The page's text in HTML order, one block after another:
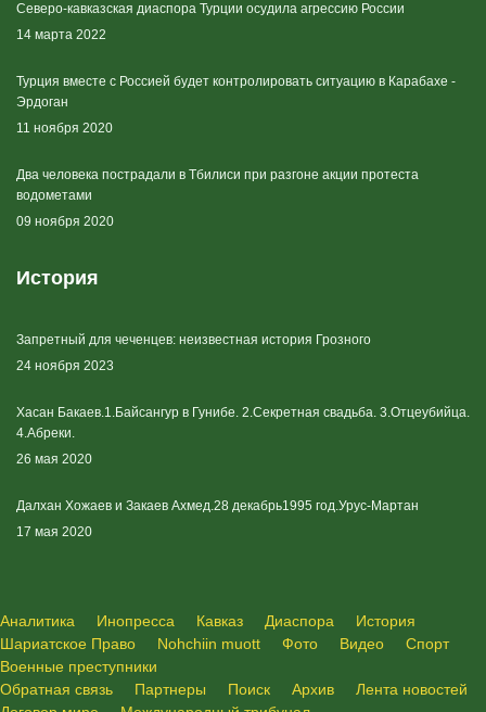
Северо-кавказская диаспора Турции осудила агрессию России
14 марта 2022
Турция вместе с Россией будет контролировать ситуацию в Карабахе -
Эрдоган
11 ноября 2020
Два человека пострадали в Тбилиси при разгоне акции протеста
водометами
09 ноября 2020
История
Запретный для чеченцев: неизвестная история Грозного
24 ноября 2023
Хасан Бакаев.1.Байсангур в Гунибе. 2.Секретная свадьба. 3.Отцеубийца.
4.Абреки.
26 мая 2020
Далхан Хожаев и Закаев Ахмед.28 декабрь1995 год.Урус-Мартан
17 мая 2020
Аналитика Инопресса Кавказ Диаспора
История
Шариатское Право
Nohchiin muott Фото Видео
Спорт
Военные преступники
Обратная связь
Партнеры Поиск Архив
Лента новостей